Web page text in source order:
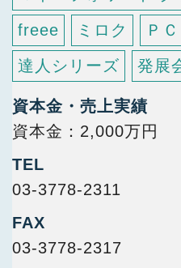
freee
ミロク ＰＣ
達人シリーズ
発展
資本金・売上実績
資本金：2,000万円
TEL
03-3778-2311
FAX
03-3778-2317